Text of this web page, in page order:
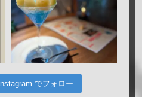
Instagram でフォロー